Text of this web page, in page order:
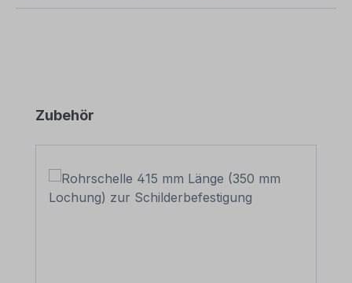
Produktgalerie überspringen
Zubehör